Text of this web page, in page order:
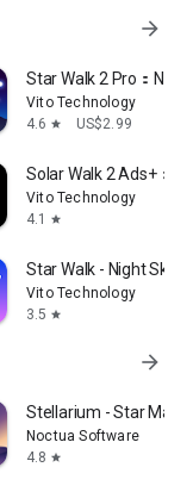
arrow_forward
Star Walk 2 Pro：
Vito Technology
4.6 star US$2.99
Solar Walk 2 Ads+：
Vito Technology
4.1
star
Star Walk - Night Sky
Vito Technology
3.5 star
arrow_forward
Stellarium - Star Map
Noctua Software
4.8 star